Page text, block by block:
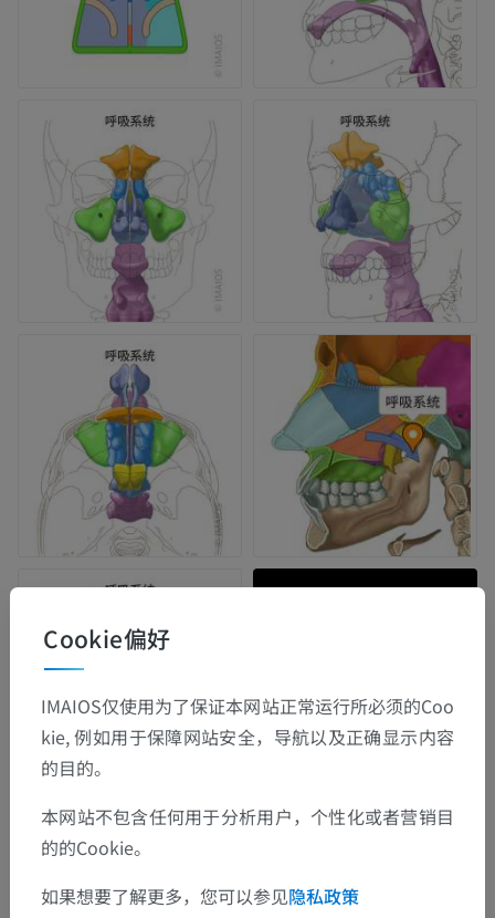
Cookie偏好
IMAIOS仅使用为了保证本网站正常运行所必须的Coo
kie, 例如用于保障网站安全，导航以及正确显示内容
的目的。
本网站不包含任何用于分析用户，个性化或者营销目
的的Cookie。
如果想要了解更多，您可以参见隐私政策